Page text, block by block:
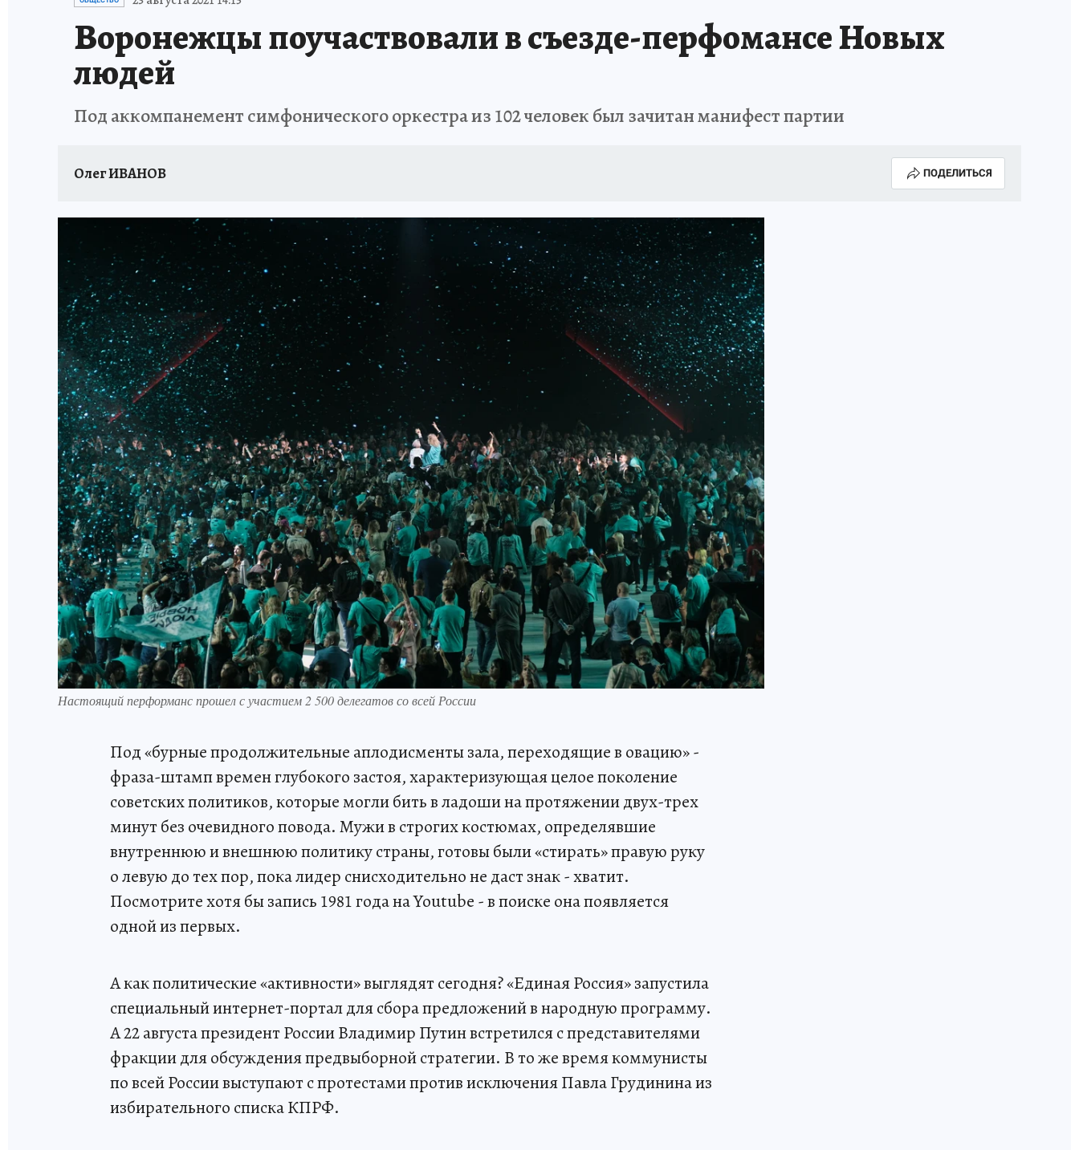
Воронежцы поучаствовали в съезде-перфомансе Новых
людей
Под аккомпанемент симфонического оркестра из 102 человек был зачитан манифест партии
Олег ИВАНОВ ПОДЕЛИТЬСЯ
Настоящий перформанс прошел с участием 2 500 делегатов со всей России
Под «бурные продолжительные аплодисменты зала, переходящие в овацию» -
фраза-штамп времен глубокого застоя, характеризующая целое поколение
советских политиков, которые могли бить в ладоши на протяжении двух-трех
минут без очевидного повода. Мужи в строгих костюмах, определявшие
внутреннюю и внешнюю политику страны, готовы были «стирать» правую руку
о левую до тех пор, пока лидер снисходительно не даст знак - хватит.
Посмотрите хотя бы запись 1981 года на Youtube - в поиске она появляется
одной из первых.
А как политические «активности» выглядят сегодня? «Единая Россия» запустила
специальный интернет-портал для сбора предложений в народную программу.
А 22 августа президент России Владимир Путин встретился с представителями
фракции для обсуждения предвыборной стратегии. В то же время коммунисты
по всей России выступают с протестами против исключения Павла Грудинина из
избирательного списка КПРФ.